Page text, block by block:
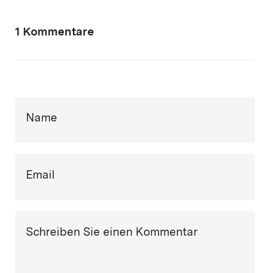
1 Kommentare
Name
Email
Schreiben Sie einen Kommentar